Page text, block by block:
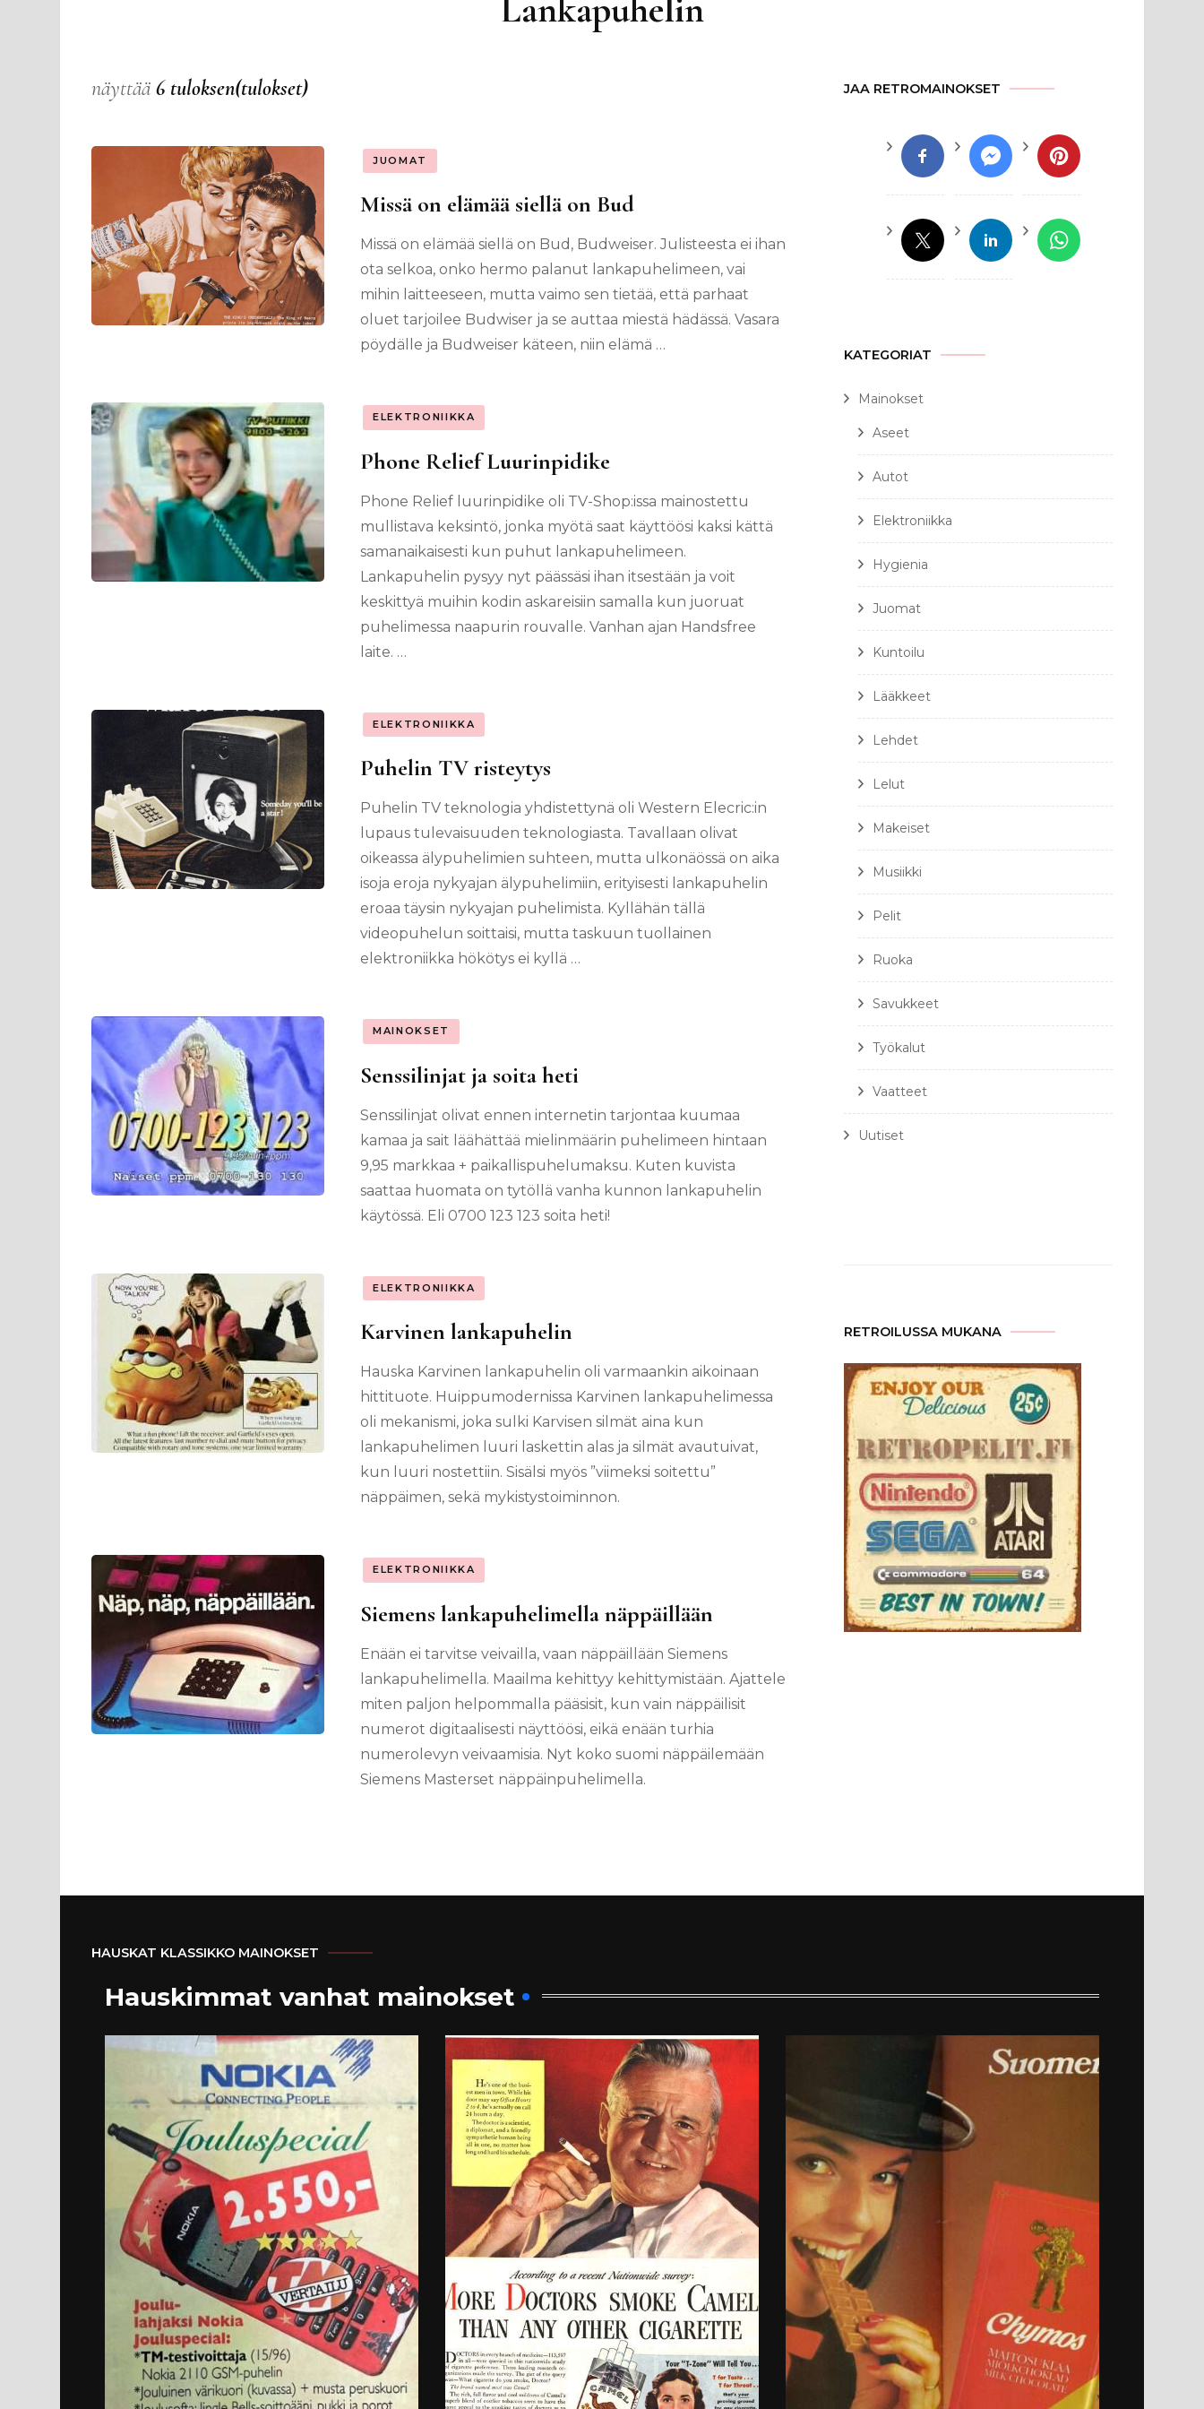
näyttää 6 tuloksen(tulokset)
JUOMAT
Missä on elämää siellä on Bud
Missä on elämää siellä on Bud, Budweiser. Julisteesta ei ihan
ota selkoa, onko hermo palanut lankapuhelimeen, vai
mihin laitteeseen, mutta vaimo sen tietää, että parhaat
oluet tarjoilee Budwiser ja se auttaa miestä hädässä. Vasara
pöydälle ja Budweiser käteen, niin elämä …
ELEKTRONIIKKA
Phone Relief Luurinpidike
Phone Relief luurinpidike oli TV-Shop:issa mainostettu
mullistava keksintö, jonka myötä saat käyttöösi kaksi kättä
samanaikaisesti kun puhut lankapuhelimeen.
Lankapuhelin pysyy nyt päässäsi ihan itsestään ja voit
keskittyä muihin kodin askareisiin samalla kun juoruat
puhelimessa naapurin rouvalle. Vanhan ajan Handsfree
laite. …
ELEKTRONIIKKA
Puhelin TV risteytys
Puhelin TV teknologia yhdistettynä oli Western Elecric:in
lupaus tulevaisuuden teknologiasta. Tavallaan olivat
oikeassa älypuhelimien suhteen, mutta ulkonäössä on aika
isoja eroja nykyajan älypuhelimiin, erityisesti lankapuhelin
eroaa täysin nykyajan puhelimista. Kyllähän tällä
videopuhelun soittaisi, mutta taskuun tuollainen
elektroniikka hökötys ei kyllä …
MAINOKSET
Senssilinjat ja soita heti
Senssilinjat olivat ennen internetin tarjontaa kuumaa
kamaa ja sait läähättää mielinmäärin puhelimeen hintaan
9,95 markkaa + paikallispuhelumaksu. Kuten kuvista
saattaa huomata on tytöllä vanha kunnon lankapuhelin
käytössä. Eli 0700 123 123 soita heti!
ELEKTRONIIKKA
Karvinen lankapuhelin
Hauska Karvinen lankapuhelin oli varmaankin aikoinaan
hittituote. Huippumodernissa Karvinen lankapuhelimessa
oli mekanismi, joka sulki Karvisen silmät aina kun
lankapuhelimen luuri laskettin alas ja silmät avautuivat,
kun luuri nostettiin. Sisälsi myös ”viimeksi soitettu”
näppäimen, sekä mykistystoiminnon.
ELEKTRONIIKKA
Siemens lankapuhelimella näppäillään
Enään ei tarvitse veivailla, vaan näppäillään Siemens
lankapuhelimella. Maailma kehittyy kehittymistään. Ajattele
miten paljon helpommalla pääsisit, kun vain näppäilisit
numerot digitaalisesti näyttöösi, eikä enään turhia
numerolevyn veivaamisia. Nyt koko suomi näppäilemään
Siemens Masterset näppäinpuhelimella.
JAA RETROMAINOKSET
KATEGORIAT
Mainokset
Aseet
Autot
Elektroniikka
Hygienia
Juomat
Kuntoilu
Lääkkeet
Lehdet
Lelut
Makeiset
Musiikki
Pelit
Ruoka
Savukkeet
Työkalut
Vaatteet
Uutiset
RETROILUSSA MUKANA
HAUSKAT KLASSIKKO MAINOKSET
Hauskimmat vanhat mainokset